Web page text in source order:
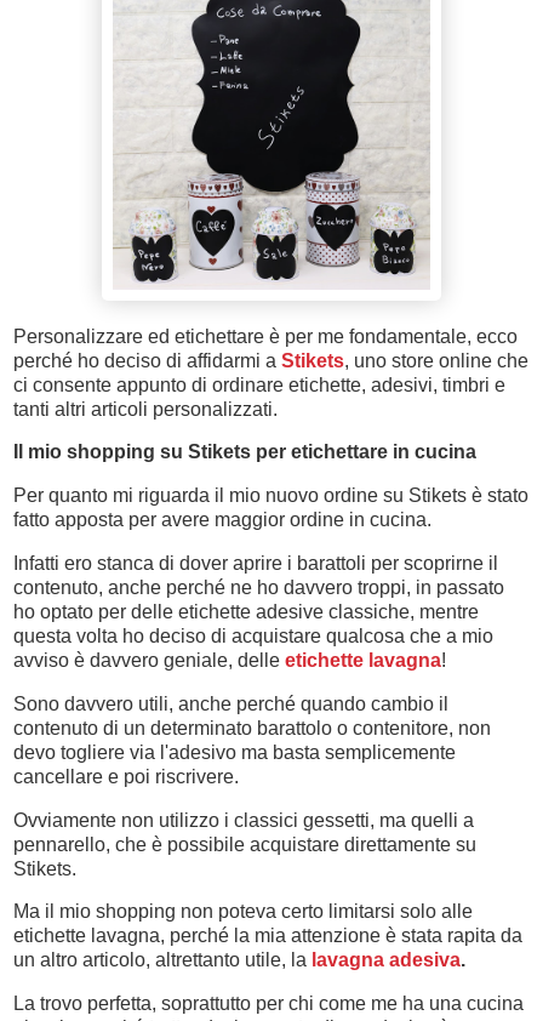
Personalizzare ed etichettare è per me fondamentale, ecco
perché ho deciso di affidarmi a Stikets, uno store online che
ci consente appunto di ordinare etichette, adesivi, timbri e
tanti altri articoli personalizzati.
Il mio shopping su Stikets per etichettare in cucina
Per quanto mi riguarda il mio nuovo ordine su Stikets è stato
fatto apposta per avere maggior ordine in cucina.
Infatti ero stanca di dover aprire i barattoli per scoprirne il
contenuto, anche perché ne ho davvero troppi, in passato
ho optato per delle etichette adesive classiche, mentre
questa volta ho deciso di acquistare qualcosa che a mio
avviso è davvero geniale, delle etichette lavagna!
Sono davvero utili, anche perché quando cambio il
contenuto di un determinato barattolo o contenitore, non
devo togliere via l'adesivo ma basta semplicemente
cancellare e poi riscrivere.
Ovviamente non utilizzo i classici gessetti, ma quelli a
pennarello, che è possibile acquistare direttamente su
Stikets.
Ma il mio shopping non poteva certo limitarsi solo alle
etichette lavagna, perché la mia attenzione è stata rapita da
un altro articolo, altrettanto utile, la lavagna adesiva.
La trovo perfetta, soprattutto per chi come me ha una cucina